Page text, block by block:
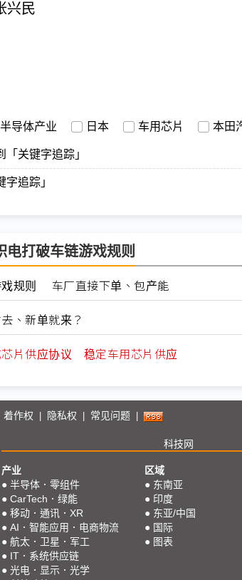
兴民
半导体产业 日本 车用芯片 本田
「关键字追踪」
追踪」
电打破车链游戏规则
戏规则 车厂直接下单、包产能
、新单就来？
片供应协议 稳定车用芯片供应
着作权 隐私权 常见问题
科技网
产业
● 半导体．零组件
● CarTech．绿能
● 移动．通讯．XR
● AI．智能应用．电商物流
● 航太．卫星．军工
● IT．系统供应链
● 光电．显示．光学
区域
● 东南亚
● 印度
● 东亚/中国
● 国际
● 图表